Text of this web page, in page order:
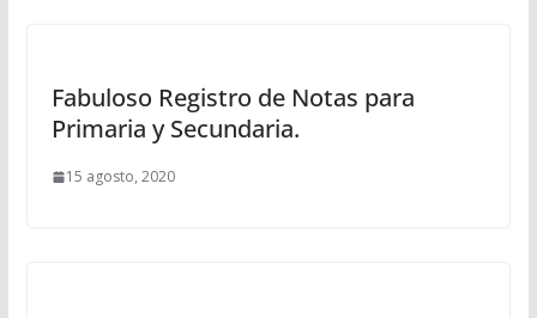
Fabuloso Registro de Notas para
Primaria y Secundaria.
15 agosto, 2020